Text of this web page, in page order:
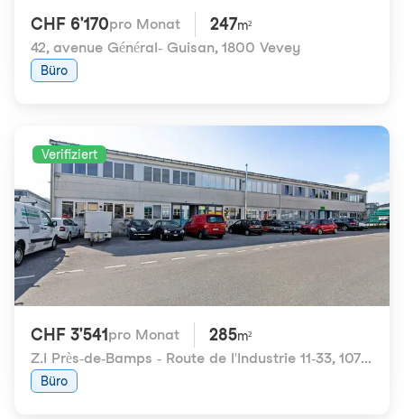
CHF 6'170pro Monat 247m²
42, avenue Général- Guisan, 1800 Vevey
Büro
Verifiziert
CHF 3'541 pro Monat 285m²
Z.I Près-de-Bamps - Route de l'Industrie 11-33, 1072 Forel (Lavaux)
Büro